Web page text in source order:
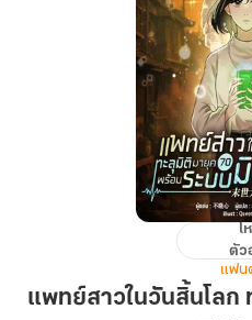
แพทย์
ใน
โ
ตัว
แฟน
แพทย์สาวในวันสิ้นโลก